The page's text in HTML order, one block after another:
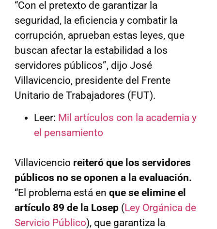
“Con el pretexto de garantizar la
seguridad, la eficiencia y combatir la
corrupción, aprueban estas leyes, que
buscan afectar la estabilidad a los
servidores públicos”, dijo José
Villavicencio, presidente del Frente
Unitario de Trabajadores (FUT).
Leer: Mil artículos con la academia y
el pensamiento
Villavicencio reiteró que los servidores
públicos no se oponen a la evaluación.
“El problema está en que se elimine el
artículo 89 de la Losep (Ley Orgánica de
Servicio Público), que garantiza la